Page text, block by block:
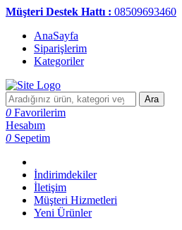
Müşteri Destek Hattı : 08509693460
AnaSayfa
Siparişlerim
Kategoriler
Ara
0 Favorilerim
Hesabım
0 Sepetim
İndirimdekiler
İletişim
Müşteri Hizmetleri
Yeni Ürünler